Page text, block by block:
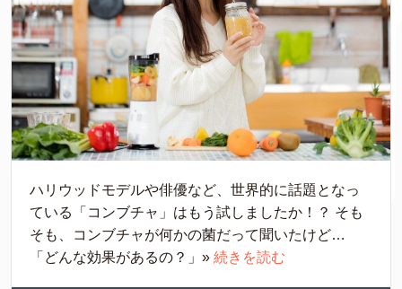
ハリウッドモデルや俳優など、世界的に話題となっ
ている「コンブチャ」はもう試しましたか！？ そも
そも、コンブチャが何かの菌だって聞いたけど…
「どんな効果があるの？」» 続きを読む